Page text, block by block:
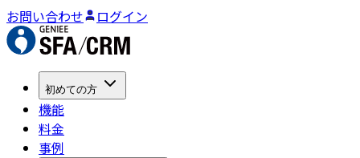
お問い合わせ ログイン
初めての方
機能
料金
事例